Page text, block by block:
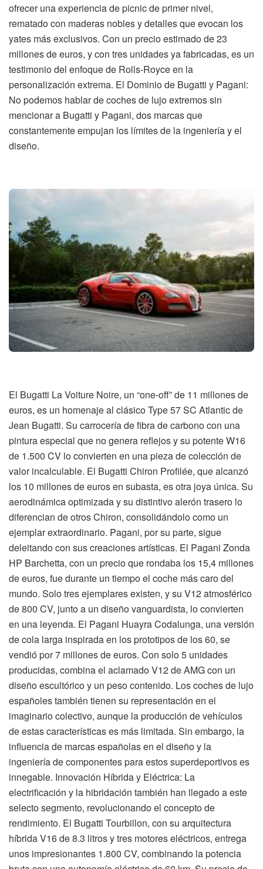
ofrecer una experiencia de picnic de primer nivel,
rematado con maderas nobles y detalles que evocan los
yates más exclusivos. Con un precio estimado de 23
millones de euros, y con tres unidades ya fabricadas, es un
testimonio del enfoque de Rolls-Royce en la
personalización extrema. El Dominio de Bugatti y Pagani:
No podemos hablar de coches de lujo extremos sin
mencionar a Bugatti y Pagani, dos marcas que
constantemente empujan los límites de la ingeniería y el
diseño.
El Bugatti La Voiture Noire, un “one-off” de 11 millones de
euros, es un homenaje al clásico Type 57 SC Atlantic de
Jean Bugatti. Su carrocería de fibra de carbono con una
pintura especial que no genera reflejos y su potente W16
de 1.500 CV lo convierten en una pieza de colección de
valor incalculable. El Bugatti Chiron Profilée, que alcanzó
los 10 millones de euros en subasta, es otra joya única. Su
aerodinámica optimizada y su distintivo alerón trasero lo
diferencian de otros Chiron, consolidándolo como un
ejemplar extraordinario. Pagani, por su parte, sigue
deleitando con sus creaciones artísticas. El Pagani Zonda
HP Barchetta, con un precio que rondaba los 15,4 millones
de euros, fue durante un tiempo el coche más caro del
mundo. Solo tres ejemplares existen, y su V12 atmosférico
de 800 CV, junto a un diseño vanguardista, lo convierten
en una leyenda. El Pagani Huayra Codalunga, una versión
de cola larga inspirada en los prototipos de los 60, se
vendió por 7 millones de euros. Con solo 5 unidades
producidas, combina el aclamado V12 de AMG con un
diseño escultórico y un peso contenido. Los coches de lujo
españoles también tienen su representación en el
imaginario colectivo, aunque la producción de vehículos
de estas características es más limitada. Sin embargo, la
influencia de marcas españolas en el diseño y la
ingeniería de componentes para estos superdeportivos es
innegable. Innovación Híbrida y Eléctrica: La
electrificación y la hibridación también han llegado a este
selecto segmento, revolucionando el concepto de
rendimiento. El Bugatti Tourbillon, con su arquitectura
híbrida V16 de 8.3 litros y tres motores eléctricos, entrega
unos impresionantes 1.800 CV, combinando la potencia